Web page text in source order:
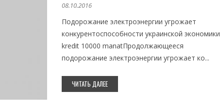
08.10.2016
Подорожание электроэнергии угрожает
конкурентоспособности украинской экономики
kredit 10000 manatПродолжающееся
подорожание электроэнергии угрожает ко...
ЧИТАТЬ ДАЛЕЕ